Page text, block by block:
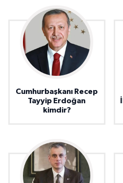
Cumhurbaşkanı Recep
Tayyip Erdoğan
kimdir?